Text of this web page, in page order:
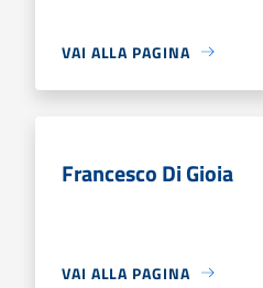
VAI ALLA PAGINA
Francesco Di Gioia
VAI ALLA PAGINA